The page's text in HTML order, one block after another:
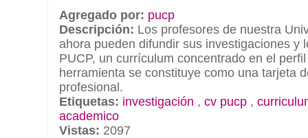
Agregado por: pucp
Descripción: Los profesores de nuestra
ahora pueden difundir sus investigaciones y
PUCP, un currículum concentrado en el
herramienta se constituye como una tarjeta
profesional.
Etiquetas: investigación , cv pucp ,
academico
Vistas: 2097